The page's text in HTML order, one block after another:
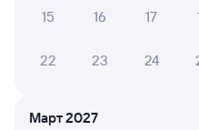
30 июля 2026 • Поезд
10 ЕЛЕНА С.
15 16 17
22 23 24
Март 2027